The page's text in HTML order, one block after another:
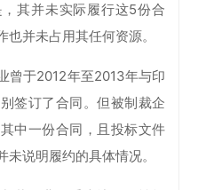
其并未实际履行这5份合
并未占用其任何资源。
曾于2012年至2013年与印
签订了合同。但被制裁企
中一份合同，且投标文件
说明履约的具体情况。